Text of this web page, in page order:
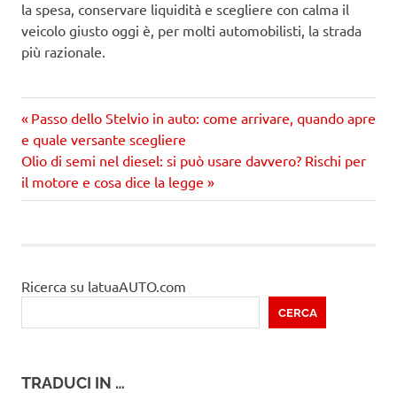
la spesa, conservare liquidità e scegliere con calma il
veicolo giusto oggi è, per molti automobilisti, la strada
più razionale.
Navigazione
articoli
Precedente
articolo:
Passo dello Stelvio in auto: come arrivare, quando apre
e quale versante scegliere
Prossimo
articolo
Olio di semi nel diesel: si può usare davvero? Rischi per
il motore e cosa dice la legge
Ricerca su latuaAUTO.com
CERCA
TRADUCI IN …